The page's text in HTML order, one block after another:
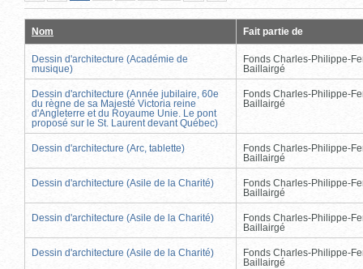
pageprécédente
actuelle)
suivante
page
Nom Fait partie de
Dessin d'architecture (Académie de
musique)
Fonds Charles-Philippe-
Baillairgé
Dessin d'architecture (Année jubilaire, 60e
du règne de sa Majesté Victoria reine
d'Angleterre et du Royaume Unie. Le pont
proposé sur le St. Laurent devant Québec)
Fonds Charles-Philippe-
Baillairgé
Dessin d'architecture (Arc, tablette)
Fonds Charles-Philippe-
Baillairgé
Dessin d'architecture (Asile de la Charité)
Fonds Charles-Philippe-
Baillairgé
Dessin d'architecture (Asile de la Charité)
Fonds Charles-Philippe-
Baillairgé
Dessin d'architecture (Asile de la Charité)
Fonds Charles-Philippe-
Baillairgé